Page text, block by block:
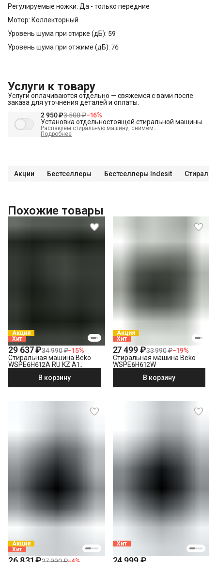
Регулируемые ножки: Да - только передние
Мотор: Коллекторный
Уровень шума при стирке (дБ): 59
Уровень шума при отжиме (дБ): 76
Услуги к товару
Услуги оплачиваются отдельно — свяжемся с вами после
заказа для уточнения деталей и оплаты.
2 950 ₽3 500 ₽−16%
Установка отдельностоящей стиральной машины
Распакуем стиральную машину, снимем
транспортировочные болты, выставим по уровню и
Проверка работоспособности
Демонстрация работы техники
Выезд мастера в административных пределах города (МСК
Демонтаж отдельностоящей стиральной машины
Утилизация техники
Подробнее
Акции Бестселлеры Бестселлеры Indesit
Похожие товары
Акция
Хит
29 637 ₽34 990 ₽−15%
Стиральная машина Beko
WSPE6H612A RU KZ A1
В корзину
Акция
Хит
27 499 ₽33 990 ₽−19%
Стиральная машина Beko
WSPE6H612W
В корзину
Акция
Хит
Хит